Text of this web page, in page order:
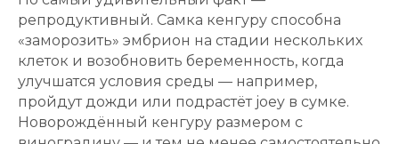
репродуктивный. Самка кенгуру способна
«заморозить» эмбрион на стадии нескольких
клеток и возобновить беременность, когда
улучшатся условия среды — например,
пройдут дожди или подрастёт joey в сумке.
Новорождённый кенгуру размером с